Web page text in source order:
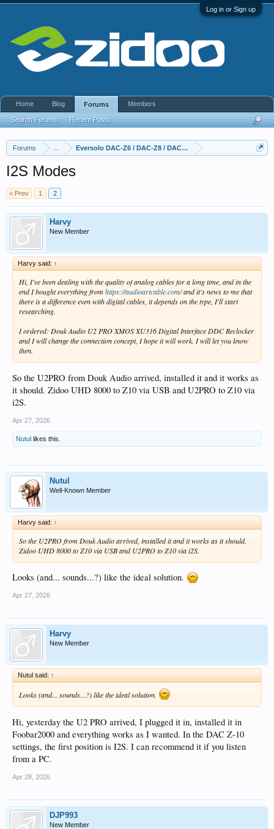
Log in or Sign up
Forums Eversolo DAC-Z6 / DAC-Z8 / DAC Z10
I2S Modes
< Prev 1 2
Harvy
New Member
Harvy said: ↑
Hi, I've been dealing with the quality of analog cables for a long time, and in the
end I bought everything fromhttps://audioartcable.com/and it's news to me that
there is a difference even with digital cables, it depends on the type, I'll start
researching.
I ordered: Douk Audio U2 PRO XMOS XU316 Digital Interface DDC Reclocker
and I will change the connection concept, I hope it will work. I will let you know
then.
So the U2PRO from Douk Audio arrived, installed it and it works as
it should. Zidoo UHD 8000 to Z10 via USB and U2PRO to Z10 via
i2S.
Apr 27, 2026
Nutul likes this.
Nutul
Well-Known Member
Harvy said: ↑
So the U2PRO from Douk Audio arrived, installed it and it works as it should.
Zidoo UHD 8000 to Z10 via USB and U2PRO to Z10 via i2S.
Looks (and... sounds...?) like the ideal solution.
Apr 27, 2026
Harvy
New Member
Nutul said: ↑
Looks (and... sounds...?) like the ideal solution.
Hi, yesterday the U2 PRO arrived, I plugged it in, installed it in
Foobar2000 and everything works as I wanted. In the DAC Z-10
settings, the first position is I2S. I can recommend it if you listen
from a PC.
Apr 28, 2026
DJP993
New Member
Home Blog Forums
Search Forums Recent Posts
Members